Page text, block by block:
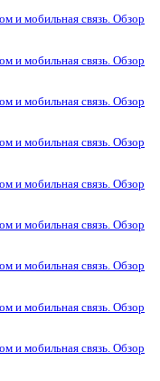
и мобильная связь. Обзор
и мобильная связь. Обзор
и мобильная связь. Обзор
и мобильная связь. Обзор
и мобильная связь. Обзор
и мобильная связь. Обзор
и мобильная связь. Обзор
и мобильная связь. Обзор
и мобильная связь. Обзор